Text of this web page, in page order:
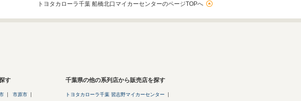
トヨタカローラ千葉 船橋北口マイカーセンターのページTOPへ
す
市原市
千葉県の他の系列店から販売店を探す
トヨタカローラ千葉 習志野マイカーセンター